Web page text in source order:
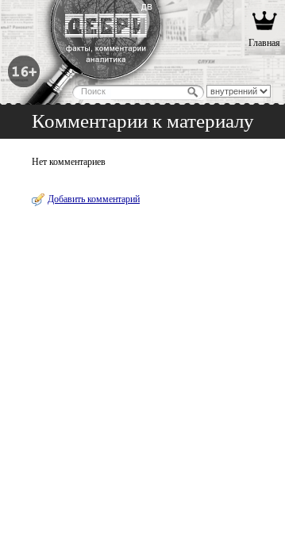
Главная
Комментарии к материалу
Нет комментариев
Добавить комментарий